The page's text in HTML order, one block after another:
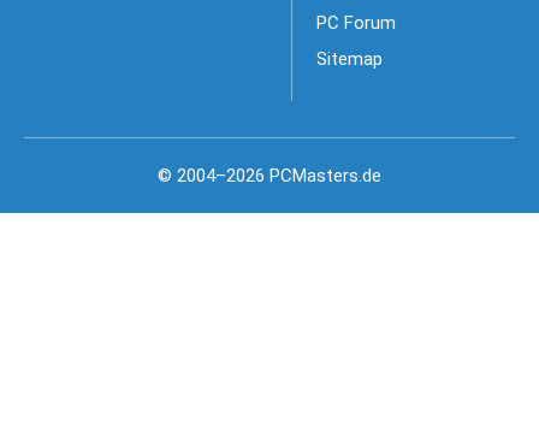
PC Forum
Sitemap
© 2004–2026 PCMasters.de